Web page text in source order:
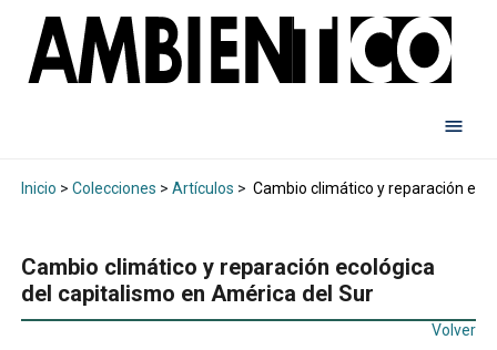
Inicio > Colecciones > Artículos > Cambio climático y reparación
Cambio climático y reparación ecológica
del capitalismo en América del Sur
Volver